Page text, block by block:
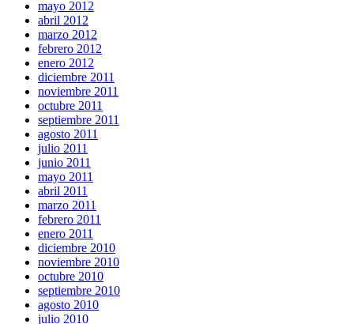
mayo 2012
abril 2012
marzo 2012
febrero 2012
enero 2012
diciembre 2011
noviembre 2011
octubre 2011
septiembre 2011
agosto 2011
julio 2011
junio 2011
mayo 2011
abril 2011
marzo 2011
febrero 2011
enero 2011
diciembre 2010
noviembre 2010
octubre 2010
septiembre 2010
agosto 2010
julio 2010